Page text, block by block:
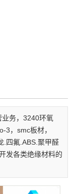
务，3240环氧
3，smc板材，
.四氟.ABS.聚甲醛
发各类绝缘材料的